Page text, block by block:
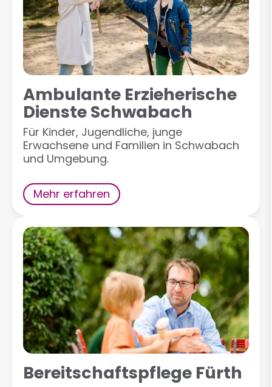
Ambulante Erzieherische
Dienste Schwabach
Für Kinder, Jugendliche, junge
Erwachsene und Familien in Schwabach
und Umgebung.
Mehr erfahren
Bereitschaftspflege Fürth